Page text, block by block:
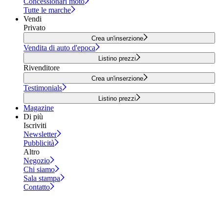
Tutte le marche
Vendi
Privato
Crea un'inserzione
Vendita di auto d'epoca
Listino prezzi
Rivenditore
Crea un'inserzione
Testimonials
Listino prezzi
Magazine
Di più
Iscriviti
Newsletter
Pubblicità
Altro
Negozio
Chi siamo
Sala stampa
Contatto